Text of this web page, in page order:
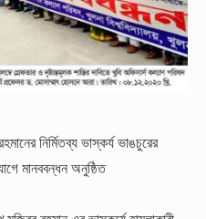
নির্মিতব্য ভাস্কর্যভাঙচুরের
মানববন্ধন অনুষ্ঠিত